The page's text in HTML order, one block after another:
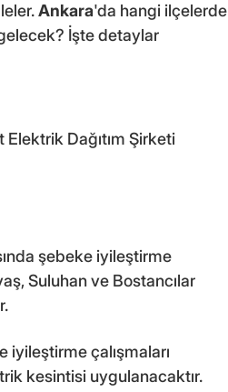
Ankara'da hangi ilçelerde
İşte detaylar
Dağıtım Şirketi
şebeke iyileştirme
Suluhan ve Bostancılar
iyileştirme çalışmaları
kesintisi uygulanacaktır.